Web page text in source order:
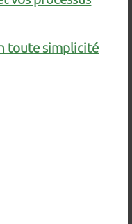
toute simplicité